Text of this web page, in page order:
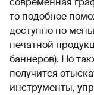
то подобное
доступно по
печатной
баннеров). Но
получится
инструменты,